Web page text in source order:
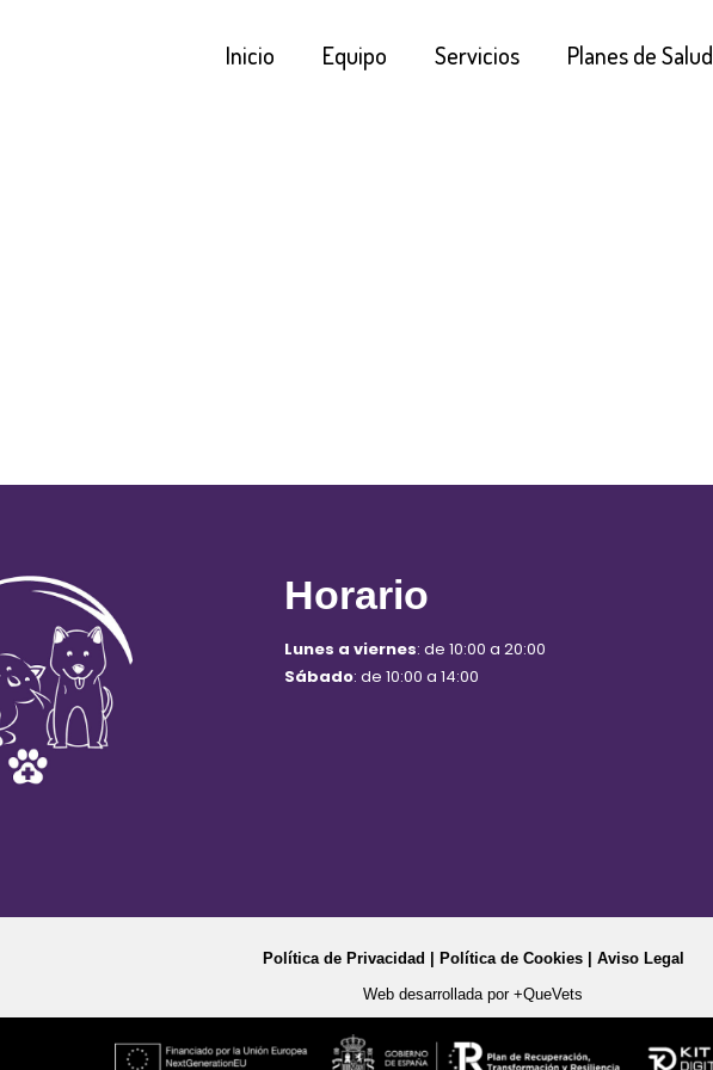
Inicio Equipo Servicios Planes de Salud
Horario
Lunes a viernes: de 10:00 a 20:00
Sábado: de 10:00 a 14:00
Política de Privacidad Política de Cookies| Aviso Legal
Web desarrollada por +QueVets